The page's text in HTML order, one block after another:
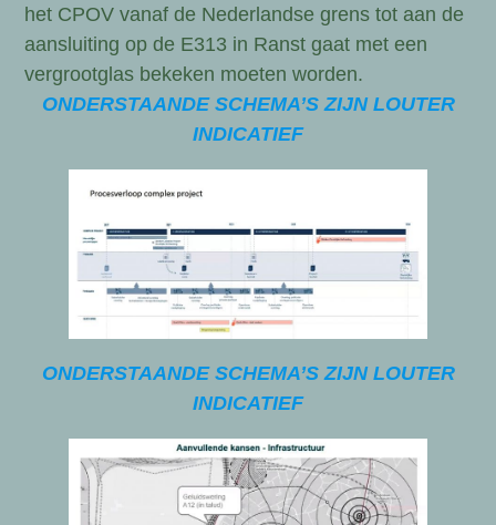
het CPOV vanaf de Nederlandse grens tot aan de
aansluiting op de E313 in Ranst gaat met een
vergrootglas bekeken moeten worden.
ONDERSTAANDE SCHEMA’S ZIJN LOUTER
INDICATIEF
ONDERSTAANDE SCHEMA’S ZIJN LOUTER
INDICATIEF